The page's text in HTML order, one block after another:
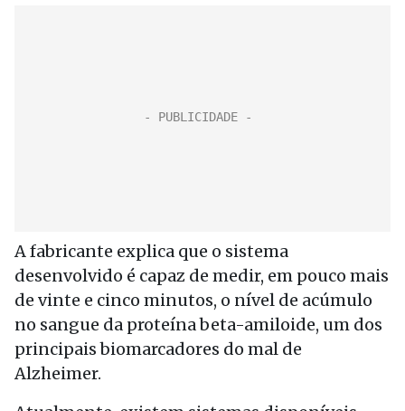
A fabricante explica que o sistema
desenvolvido é capaz de medir, em pouco mais
de vinte e cinco minutos, o nível de acúmulo
no sangue da proteína beta-amiloide, um dos
principais biomarcadores do mal de
Alzheimer.